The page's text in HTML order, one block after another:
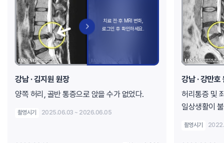
강남· 김지원 원장
양쪽 허리, 골반 통증으로 앉을 수가 없었다.
촬영시기 2025.06.03 ~ 2026.06.05
강남· 강만호
허리통증 및
일상생활이
촬영시기